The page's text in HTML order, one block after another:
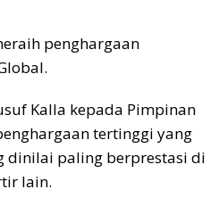
penghargaan
Kalla kepada Pimpinan
tertinggi yang
dinilai paling berprestasi di
lain.